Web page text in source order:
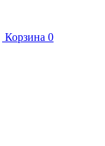
Корзина 0